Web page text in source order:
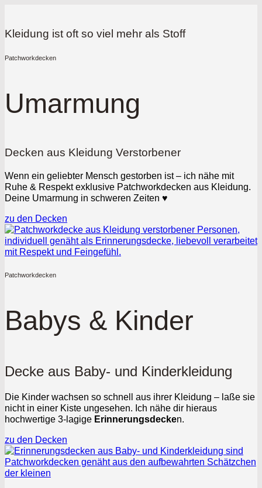
Kleidung ist oft so viel mehr als Stoff
Patchworkdecken
Umarmung
Decken aus Kleidung Verstorbener
Wenn ein geliebter Mensch gestorben ist – ich nähe mit
Ruhe & Respekt exklusive Patchworkdecken aus Kleidung.
Deine Umarmung in schweren Zeiten ♥
zu den Decken
Patchworkdecken
Babys & Kinder
Decke aus Baby- und Kinderkleidung
Die Kinder wachsen so schnell aus ihrer Kleidung – laße sie
nicht in einer Kiste ungesehen. Ich nähe dir hieraus
hochwertige 3-lagige Erinnerungsdecken.
zu den Decken